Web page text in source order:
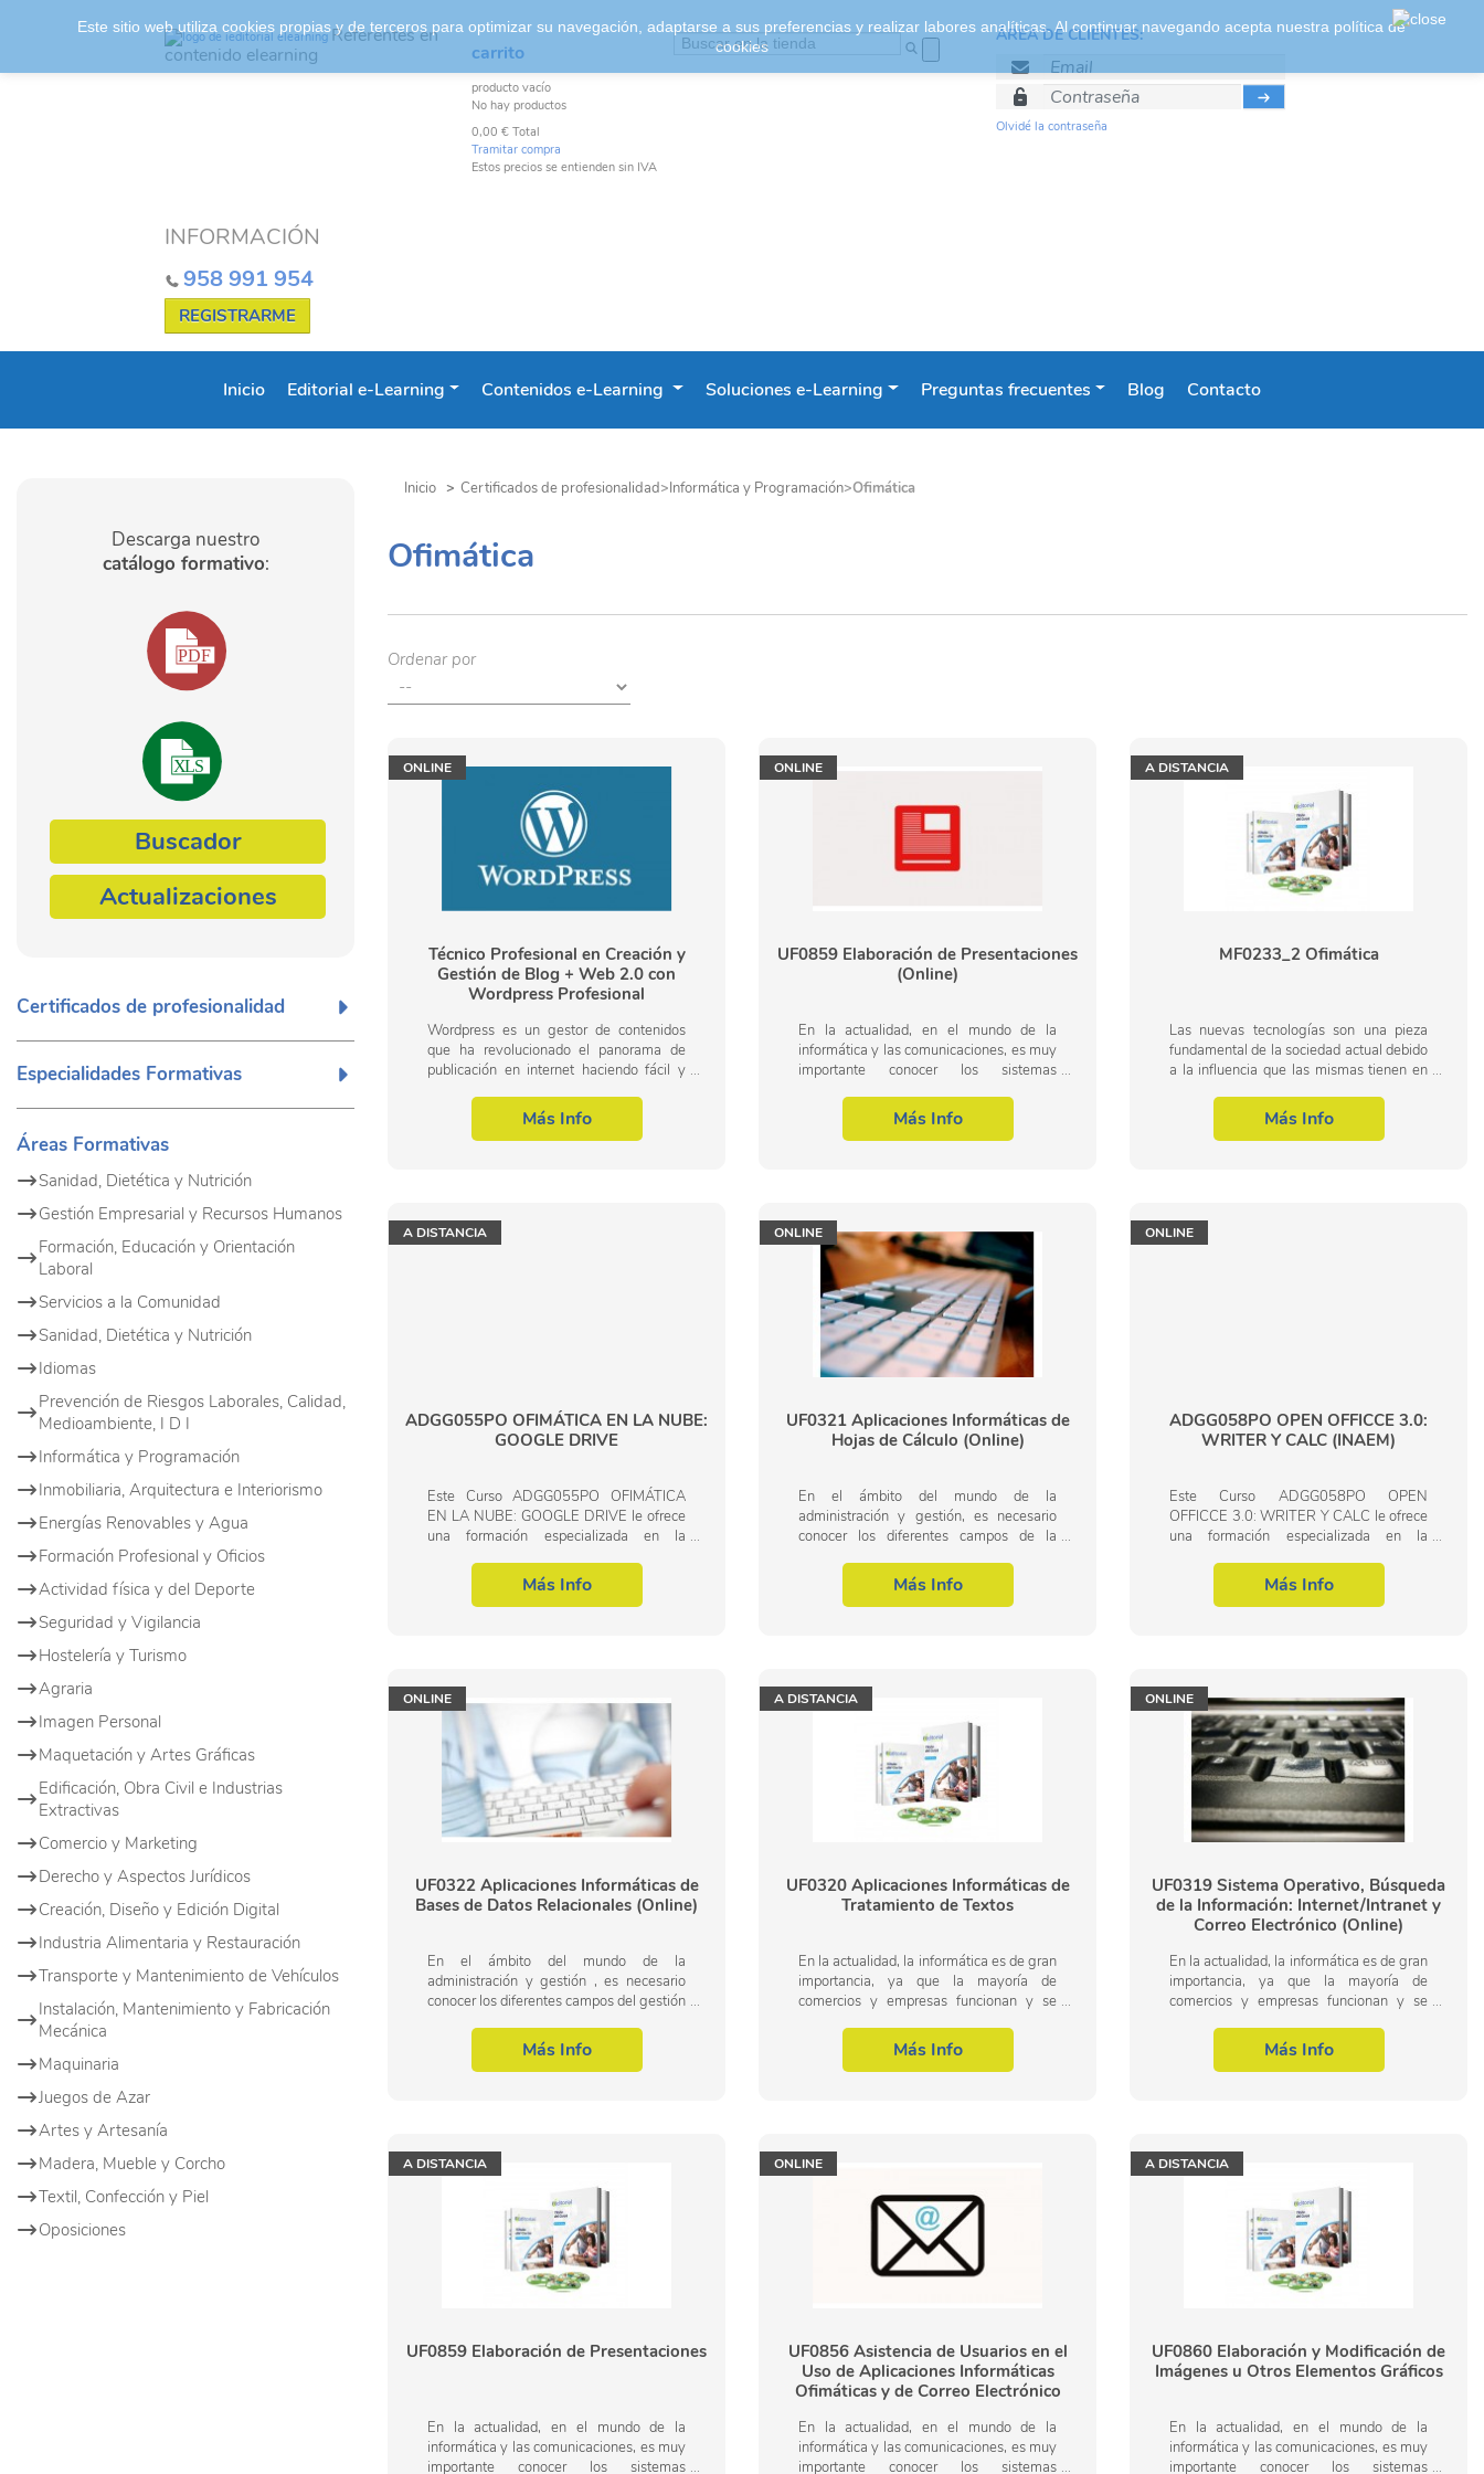
Referentes en
contenido elearning
carrito
producto vacío
No hay productos
0,00 € Total
Tramitar compra
Estos precios se entienden sin IVA
ÁREA DE CLIENTES:
Olvidé la contraseña
INFORMACIÓN
958 991 954
REGISTRARME
Inicio Editorial e-Learning Contenidos e-Learning Soluciones e-Learning Preguntas frecuentes Blog Contacto
Descarga nuestro
catálogo formativo:
Buscador
Actualizaciones
Certificados de profesionalidad
Especialidades Formativas
Áreas Formativas
Sanidad, Dietética y Nutrición
Gestión Empresarial y Recursos Humanos
Formación, Educación y Orientación
Laboral
Servicios a la Comunidad
Sanidad, Dietética y Nutrición
Idiomas
Prevención de Riesgos Laborales, Calidad,
Medioambiente, I D I
Informática y Programación
Inmobiliaria, Arquitectura e Interiorismo
Energías Renovables y Agua
Formación Profesional y Oficios
Actividad física y del Deporte
Seguridad y Vigilancia
Hostelería y Turismo
Agraria
Imagen Personal
Maquetación y Artes Gráficas
Edificación, Obra Civil e Industrias
Extractivas
Comercio y Marketing
Derecho y Aspectos Jurídicos
Creación, Diseño y Edición Digital
Industria Alimentaria y Restauración
Transporte y Mantenimiento de Vehículos
Instalación, Mantenimiento y Fabricación
Mecánica
Maquinaria
Juegos de Azar
Artes y Artesanía
Madera, Mueble y Corcho
Textil, Confección y Piel
Oposiciones
Inicio > Certificados de profesionalidad>Informática y Programación>Ofimática
Ofimática
Ordenar por
ONLINE
Técnico Profesional en Creación y
Gestión de Blog + Web 2.0 con
Wordpress Profesional
Wordpress es un gestor de contenidos
que ha revolucionado el panorama de
publicación en internet haciendo fácil y
web personal. Ya seas todo un
Más Info
ONLINE
UF0859 Elaboración de Presentaciones
(Online)
En la actualidad, en el mundo de la
informática y las comunicaciones, es muy
importante conocer los sistemas
profesional de sistemas y telemática. Por
Más Info
A DISTANCIA
MF0233_2 Ofimática
Las nuevas tecnologías son una pieza
fundamental de la sociedad actual debido
a la influencia que las mismas tienen en
de los avances tecnológicos se ha...
Más Info
A DISTANCIA
ADGG055PO OFIMÁTICA EN LA NUBE:
GOOGLE DRIVE
Este Curso ADGG055PO OFIMÁTICA
EN LA NUBE: GOOGLE DRIVE le ofrece
una formación especializada en la
de Administración y gestión. Con este
CURSO ADGG055PO...
Más Info
ONLINE
UF0321 Aplicaciones Informáticas de
Hojas de Cálculo (Online)
En el ámbito del mundo de la
administración y gestión, es necesario
conocer los diferentes campos de la
para auditoría, dentro del área profesional
Más Info
ONLINE
ADGG058PO OPEN OFFICCE 3.0:
WRITER Y CALC (INAEM)
Este Curso ADGG058PO OPEN
OFFICCE 3.0: WRITER Y CALC le ofrece
una formación especializada en la
de Administración y gestión. Con este
CURSO ADGG058PO OPEN...
Más Info
ONLINE
UF0322 Aplicaciones Informáticas de
Bases de Datos Relacionales (Online)
En el ámbito del mundo de la
administración y gestión , es necesario
conocer los diferentes campos del gestión
auditoria , dentro del área profesional de...
Más Info
A DISTANCIA
UF0320 Aplicaciones Informáticas de
Tratamiento de Textos
En la actualidad, la informática es de gran
importancia, ya que la mayoría de
comercios y empresas funcionan y se
informáticos. La formación superior en el
Más Info
ONLINE
UF0319 Sistema Operativo, Búsqueda
de la Información: Internet/Intranet y
Correo Electrónico (Online)
En la actualidad, la informática es de gran
importancia, ya que la mayoría de
comercios y empresas funcionan y se
informáticos. La formación superior en el
Más Info
A DISTANCIA
UF0859 Elaboración de Presentaciones
En la actualidad, en el mundo de la
informática y las comunicaciones, es muy
importante conocer los sistemas
ONLINE
UF0856 Asistencia de Usuarios en el
Uso de Aplicaciones Informáticas
Ofimáticas y de Correo Electrónico
En la actualidad, en el mundo de la
informática y las comunicaciones, es muy
importante conocer los sistemas
A DISTANCIA
UF0860 Elaboración y Modificación de
Imágenes u Otros Elementos Gráficos
En la actualidad, en el mundo de la
informática y las comunicaciones, es muy
importante conocer los sistemas
Este sitio web utiliza cookies propias y de terceros para optimizar su navegación, adaptarse a sus preferencias y realizar labores analíticas. Al continuar navegando acepta nuestra política de
cookies